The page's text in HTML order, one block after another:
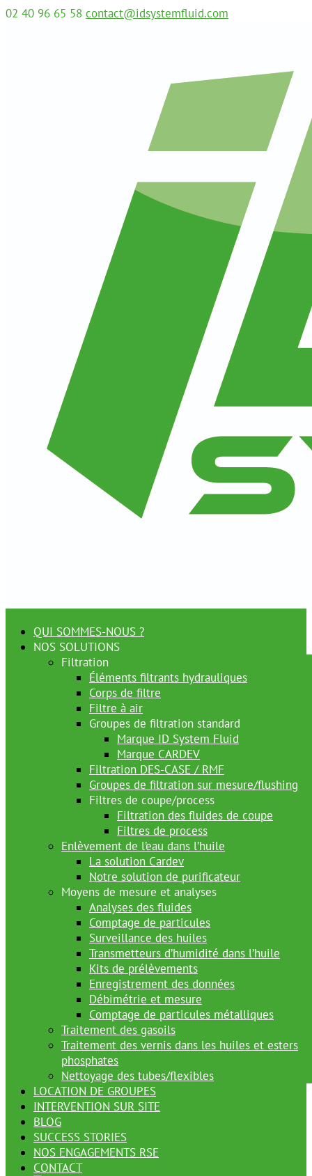
02 40 96 65 58 contact@idsystemfluid.com
QUI SOMMES-NOUS ?
NOS SOLUTIONS
Filtration
Éléments filtrants hydrauliques
Corps de filtre
Filtre à air
Groupes de filtration standard
Marque ID System Fluid
Marque CARDEV
Filtration DES-CASE / RMF
Groupes de filtration sur mesure/flushing
Filtres de coupe/process
Filtration des fluides de coupe
Filtres de process
Enlèvement de l’eau dans l’huile
La solution Cardev
Notre solution de purificateur
Moyens de mesure et analyses
Analyses des fluides
Comptage de particules
Surveillance des huiles
Transmetteurs d’humidité dans l’huile
Kits de prélèvements
Enregistrement des données
Débimétrie et mesure
Comptage de particules métalliques
Traitement des gasoils
Traitement des vernis dans les huiles et esters
phosphates
Nettoyage des tubes/flexibles
LOCATION DE GROUPES
INTERVENTION SUR SITE
BLOG
SUCCESS STORIES
NOS ENGAGEMENTS RSE
CONTACT